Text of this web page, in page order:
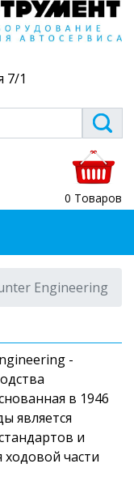
7/1
0 Товаров
Engineering
-
в 1946
является
и
части